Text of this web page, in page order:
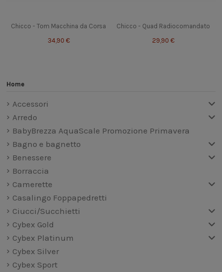
Chicco - Tom Macchina da Corsa
34,90 €
Chicco - Quad Radiocomandato
29,90 €
Home
Accessori
Arredo
BabyBrezza AquaScale Promozione Primavera
Bagno e bagnetto
Benessere
Borraccia
Camerette
Casalingo Foppapedretti
Ciucci/Succhietti
Cybex Gold
Cybex Platinum
Cybex Silver
Cybex Sport